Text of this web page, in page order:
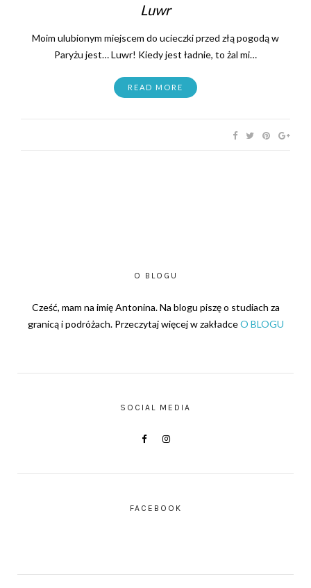
Luwr
Moim ulubionym miejscem do ucieczki przed złą pogodą w
Paryżu jest… Luwr! Kiedy jest ładnie, to żal mi…
READ MORE
O BLOGU
Cześć, mam na imię Antonina. Na blogu piszę o studiach za
granicą i podróżach. Przeczytaj więcej w zakładceO BLOGU
SOCIAL MEDIA
FACEBOOK